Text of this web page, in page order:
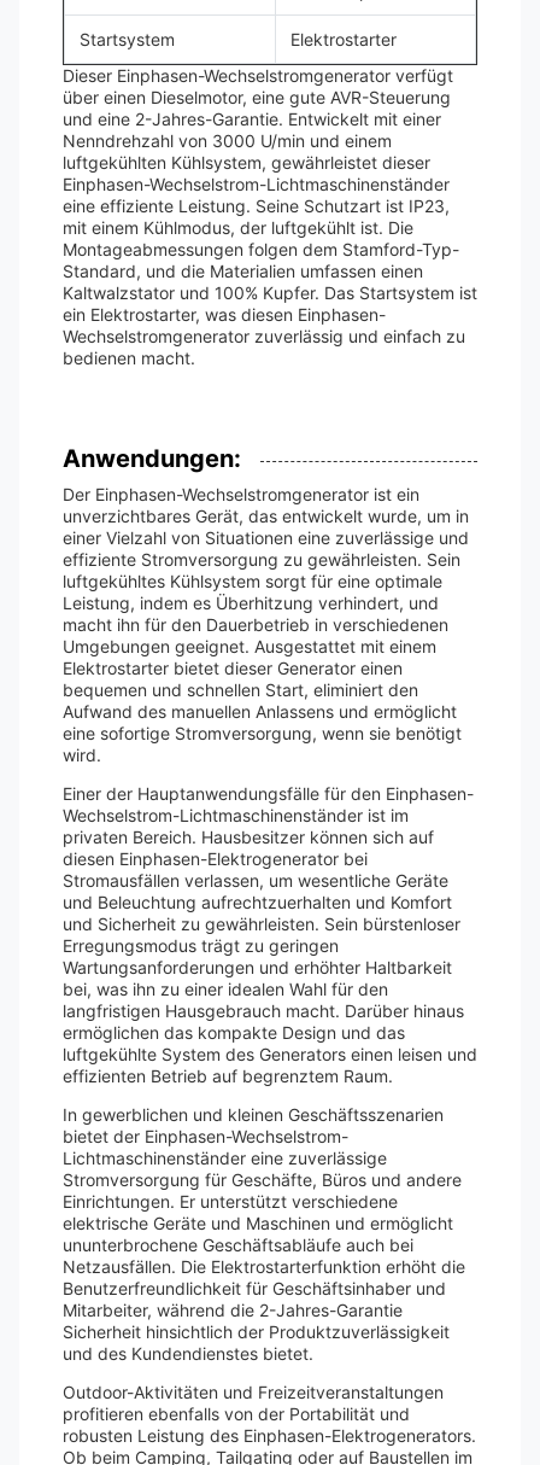
Startsystem
Elektrostarter
Dieser Einphasen-Wechselstromgenerator verfügt
über einen Dieselmotor, eine gute AVR-Steuerung
und eine 2-Jahres-Garantie. Entwickelt mit einer
Nenndrehzahl von 3000 U/min und einem
luftgekühlten Kühlsystem, gewährleistet dieser
Einphasen-Wechselstrom-Lichtmaschinenständer
eine effiziente Leistung. Seine Schutzart ist IP23,
mit einem Kühlmodus, der luftgekühlt ist. Die
Montageabmessungen folgen dem Stamford-Typ-
Standard, und die Materialien umfassen einen
Kaltwalzstator und 100% Kupfer. Das Startsystem ist
ein Elektrostarter, was diesen Einphasen-
Wechselstromgenerator zuverlässig und einfach zu
bedienen macht.
Anwendungen:
Der Einphasen-Wechselstromgenerator ist ein
unverzichtbares Gerät, das entwickelt wurde, um in
einer Vielzahl von Situationen eine zuverlässige und
effiziente Stromversorgung zu gewährleisten. Sein
luftgekühltes Kühlsystem sorgt für eine optimale
Leistung, indem es Überhitzung verhindert, und
macht ihn für den Dauerbetrieb in verschiedenen
Umgebungen geeignet. Ausgestattet mit einem
Elektrostarter bietet dieser Generator einen
bequemen und schnellen Start, eliminiert den
Aufwand des manuellen Anlassens und ermöglicht
eine sofortige Stromversorgung, wenn sie benötigt
wird.
Einer der Hauptanwendungsfälle für den Einphasen-
Wechselstrom-Lichtmaschinenständer ist im
privaten Bereich. Hausbesitzer können sich auf
diesen Einphasen-Elektrogenerator bei
Stromausfällen verlassen, um wesentliche Geräte
und Beleuchtung aufrechtzuerhalten und Komfort
und Sicherheit zu gewährleisten. Sein bürstenloser
Erregungsmodus trägt zu geringen
Wartungsanforderungen und erhöhter Haltbarkeit
bei, was ihn zu einer idealen Wahl für den
langfristigen Hausgebrauch macht. Darüber hinaus
ermöglichen das kompakte Design und das
luftgekühlte System des Generators einen leisen und
effizienten Betrieb auf begrenztem Raum.
In gewerblichen und kleinen Geschäftsszenarien
bietet der Einphasen-Wechselstrom-
Lichtmaschinenständer eine zuverlässige
Stromversorgung für Geschäfte, Büros und andere
Einrichtungen. Er unterstützt verschiedene
elektrische Geräte und Maschinen und ermöglicht
ununterbrochene Geschäftsabläufe auch bei
Netzausfällen. Die Elektrostarterfunktion erhöht die
Benutzerfreundlichkeit für Geschäftsinhaber und
Mitarbeiter, während die 2-Jahres-Garantie
Sicherheit hinsichtlich der Produktzuverlässigkeit
und des Kundendienstes bietet.
Outdoor-Aktivitäten und Freizeitveranstaltungen
profitieren ebenfalls von der Portabilität und
robusten Leistung des Einphasen-Elektrogenerators.
Ob beim Camping, Tailgating oder auf Baustellen im